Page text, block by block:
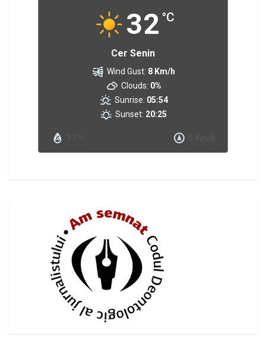
32 °C
Cer Senin
Wind Gust: 8 Km/h
Clouds: 0%
Sunrise: 05:54
Sunset: 20:25